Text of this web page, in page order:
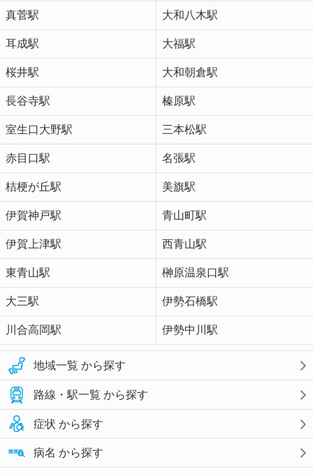
真菅駅 大和八木駅
耳成駅 大福駅
桜井駅 大和朝倉駅
長谷寺駅 榛原駅
室生口大野駅 三本松駅
赤目口駅 名張駅
桔梗が丘駅 美旗駅
伊賀神戸駅 青山町駅
伊賀上津駅 西青山駅
東青山駅 榊原温泉口駅
大三駅 伊勢石橋駅
川合高岡駅 伊勢中川駅
地域一覧 から探す
路線・駅一覧 から探す
症状 から探す
病名 から探す